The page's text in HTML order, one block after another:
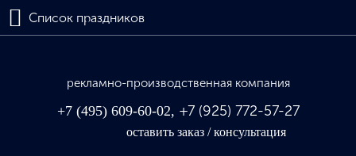
Список праздников
рекламно-производственная компания
+7 (495) 609-60-02, +7 (925) 772-57-27
оставить заказ / консультация
Назад
Флажная продукция
Новогоднее оформление
Назад
Интерьерная печать
Ультрафиолетовая печать